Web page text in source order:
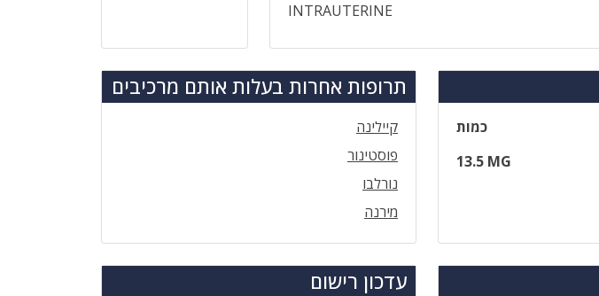
INTRAUTERINE
כמות
13.5 MG
תרופות אחרות בעלות אותם מרכיבים
קיילינה
פוסטינור
נורלבו
מירנה
עדכון רישום